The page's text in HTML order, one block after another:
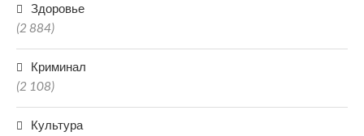
Здоровье
(2 884)
Криминал
(2 108)
Культура